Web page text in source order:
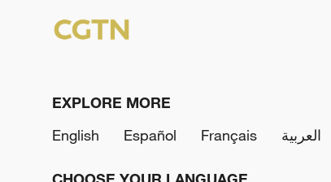
EXPLORE MORE
English
Español Français العربية